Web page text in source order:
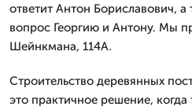
ответит Антон Бориславович,
вопрос Георгию и Антону. Мы
Шейнкмана, 114А.
Строительство деревянных
это практичное решение, когда